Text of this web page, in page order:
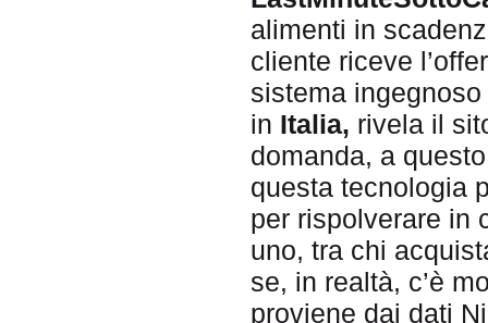
alimenti in
cliente riceve
sistema
in Italia, rivela il
domanda, a
questa tecnologia
per rispolverare in
uno, tra chi
se, in realtà, c’è
proviene dai dati